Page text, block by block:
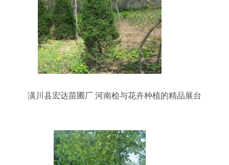
潢川县宏达苗圃厂 河南桧与花卉种植的精品展台